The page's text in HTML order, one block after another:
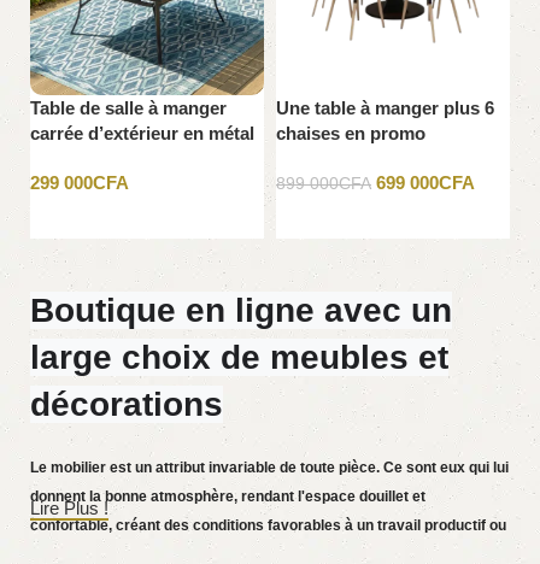
Table de salle à manger
carrée d’extérieur en métal
parasol
299 000CFA
Une table à manger plus 6
chaises en promo
899 000CFA 699 000CFA
Boutique en ligne avec un
large choix de meubles et
décorations
Le mobilier est un attribut invariable de toute pièce. Ce sont eux qui lui
donnent la bonne atmosphère, rendant l'espace douillet et
confortable, créant des conditions favorables à un travail productif ou
aidant à se détendre après une dure journée. De plus en plus souvent,
Lire Plus !